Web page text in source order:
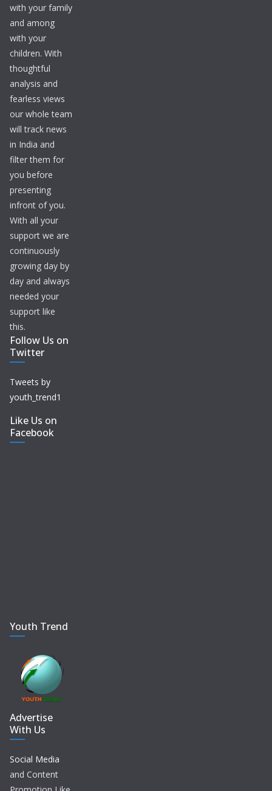
with your family
and among
with your
children. With
thoughtful
analysis and
fearless views
our whole team
will track news
in India and
filter them for
you before
presenting
infront of you.
With all your
support we are
continuously
growing day by
day and always
needed your
support like
this.
Follow Us on
Twitter
Tweets by
youth_trend1
Like Us on
Facebook
Youth Trend
Advertise
With Us
Social Media
and Content